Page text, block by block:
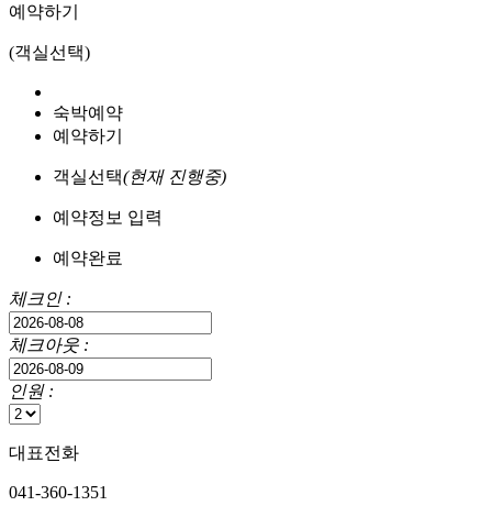
예약하기
(객실선택)
숙박예약
예약하기
객실선택(현재 진행중)
예약정보 입력
예약완료
체크인 :
체크아웃 :
인원 :
대표전화
041-360-1351